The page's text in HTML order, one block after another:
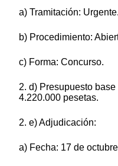
a) Tramitación: Urgente.
b) Procedimiento:
c) Forma: Concurso.
2. d) Presupuesto
4.220.000 pesetas.
2. e) Adjudicación:
a) Fecha: 17 de